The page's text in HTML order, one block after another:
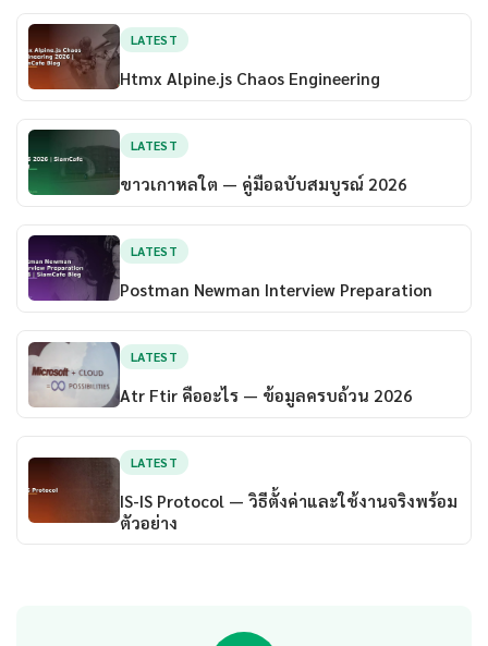
LATEST
Htmx Alpine.js Chaos Engineering
LATEST
ขาวเกาหลใต — คู่มือฉบับสมบูรณ์ 2026
LATEST
Postman Newman Interview Preparation
LATEST
Atr Ftir คืออะไร — ข้อมูลครบถ้วน 2026
LATEST
IS-IS Protocol — วิธีตั้งค่าและใช้งานจริงพร้อม
ตัวอย่าง